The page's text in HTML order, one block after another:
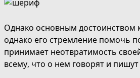
Однако основным
однако его стремление помочь
принимает неотвратимость
всему, что о нем говорят и пишут